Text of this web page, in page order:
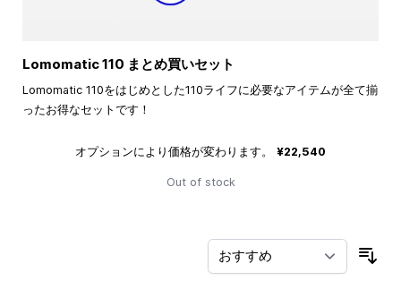
Lomomatic 110 まとめ買いセット
Lomomatic 110をはじめとした110ライフに必要なアイテムが全て揃
ったお得なセットです！
オプションにより価格が変わります。 ¥22,540
Out of stock